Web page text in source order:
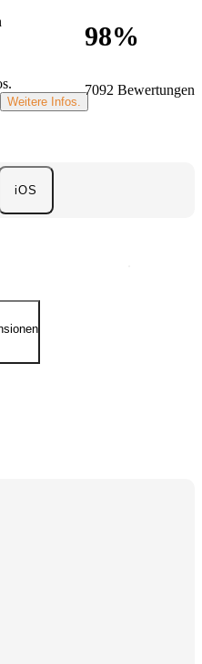
98%
7092 Bewertungen
.
Weitere Infos.
iOS